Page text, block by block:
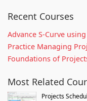
Recent Courses
Advance S-Curve
Practice Managing
Foundations of
Most Related
Projects